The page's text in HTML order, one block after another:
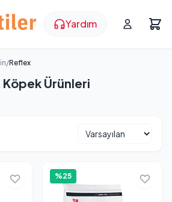
Yardım
/Reflex
Ürünleri
%25